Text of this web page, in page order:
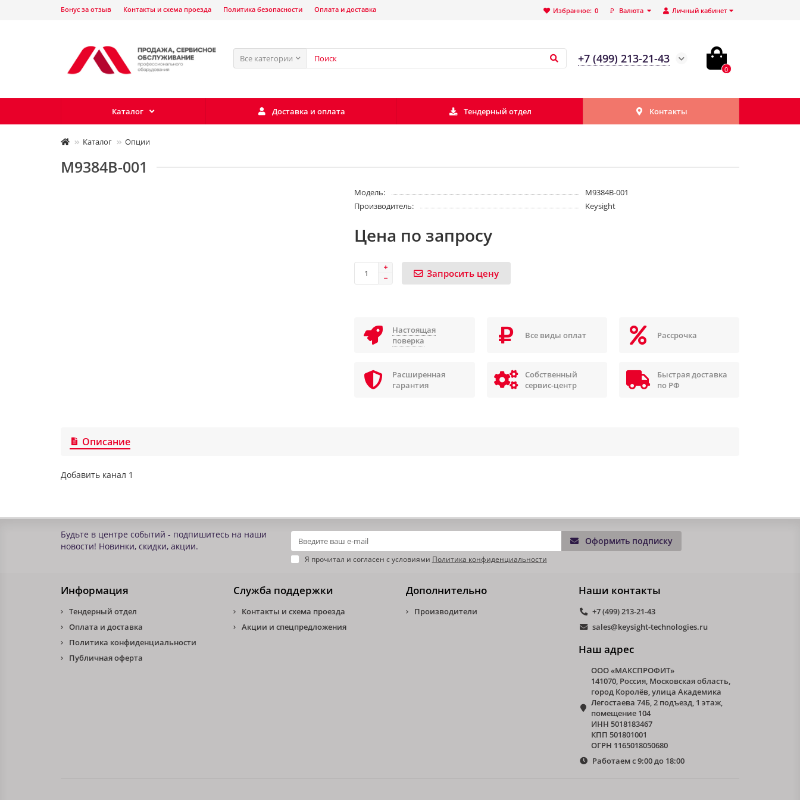
Личный кабинет
₽ Валюта
Избранное: 0
Бонус за отзыв Контакты и схема проезда Политика безопасности Оплата и доставка
Все категории +7 (499) 213-21-43
0
Каталог Доставка и оплата Тендерный отдел Контакты
Каталог Опции
M9384B-001
Модель:
M9384B-001
Производитель:
Keysight
Цена по запросу
Запросить цену
Настоящая
поверка
Все виды оплат Рассрочка
Расширенная
гарантия
Собственный
сервис-центр
Быстрая доставка
по РФ
Описание
Добавить канал 1
Будьте в центре событий - подпишитесь на наши
новости! Новинки, скидки, акции.
Оформить подписку
Я прочитал и согласен с условиями Политика конфиденциальности
Информация
Тендерный отдел
Оплата и доставка
Политика конфиденциальности
Публичная оферта
Служба поддержки
Контакты и схема проезда
Акции и спецпредложения
Дополнительно
Производители
Наши контакты
+7 (499) 213-21-43
sales@keysight-technologies.ru
Наш адрес
ООО «МАКСПРОФИТ»
141070, Россия, Московская область,
город Королёв, улица Академика
Легостаева 74Б, 2 подъезд, 1 этаж,
помещение 104
ИНН 5018183467
КПП 501801001
ОГРН 1165018050680
Работаем с 9:00 до 18:00